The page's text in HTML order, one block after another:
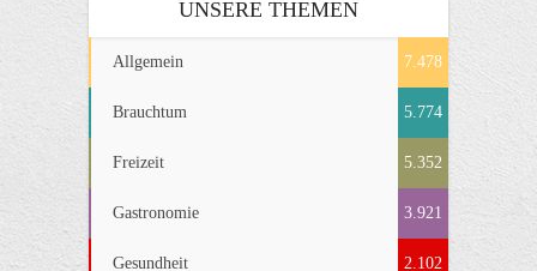
UNSERE THEMEN
Allgemein 7.478
Brauchtum 5.774
Freizeit 5.352
Gastronomie 3.921
Gesundheit 2.102